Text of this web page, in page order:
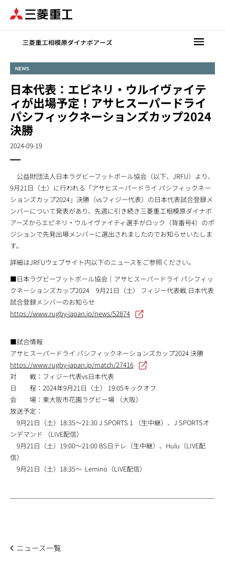
ン
NEWS
日本代表：エピネリ・ウルイヴァイテ
ィが出場予定！アサヒスーパードライ
パシフィックネーションズカップ2024
決勝
2024-09-19
公益財団法人日本ラグビーフットボール協会（以下、JRFU）より、
9月21日（土）に行われる「アサヒスーパードライ パシフィックネー
ションズカップ2024」決勝（vsフィジー代表）の日本代表試合登録メ
ンバーについて発表があり、先週に引き続き三菱重工相模原ダイナボ
アーズからエピネリ・ウルイヴァイティ選手がロック（背番号4）のポ
ジションで先発出場メンバーに選出されましたのでお知らせいたしま
す。
詳細はJRFUウェブサイト内以下のニュースをご参照ください。
■日本ラグビーフットボール協会｜アサヒスーパードライ パシフィッ
クネーションズカップ2024 9月21日（土） フィジー代表戦 日本代表
試合登録メンバーのお知らせ
https://www.rugby-japan.jp/news/52874
■試合情報
アサヒスーパードライ パシフィックネーションズカップ2024 決勝
https://www.rugby-japan.jp/match/27416
対 戦：フィジー代表vs日本代表
日 程：2024年9月21日（土） 19:05キックオフ
会 場：東大阪市花園ラグビー場 （大阪）
放送予定：
9月21日（土）18:35～21:30 J SPORTS 1 （生中継）、J SPORTSオ
ンデマンド （LIVE配信）
9月21日（土）19:00～21:00 BS日テレ（生中継）、Hulu（LIVE配
信）
9月21日（土）18:35～ Lemino（LIVE配信）
ニュース一覧